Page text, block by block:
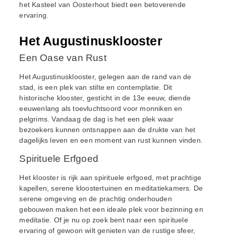
het Kasteel van Oosterhout biedt een betoverende
ervaring.
Het Augustinusklooster
Een Oase van Rust
Het Augustinusklooster, gelegen aan de rand van de
stad, is een plek van stilte en contemplatie. Dit
historische klooster, gesticht in de 13e eeuw, diende
eeuwenlang als toevluchtsoord voor monniken en
pelgrims. Vandaag de dag is het een plek waar
bezoekers kunnen ontsnappen aan de drukte van het
dagelijks leven en een moment van rust kunnen vinden.
Spirituele Erfgoed
Het klooster is rijk aan spirituele erfgoed, met prachtige
kapellen, serene kloostertuinen en meditatiekamers. De
serene omgeving en de prachtig onderhouden
gebouwen maken het een ideale plek voor bezinning en
meditatie. Of je nu op zoek bent naar een spirituele
ervaring of gewoon wilt genieten van de rustige sfeer,